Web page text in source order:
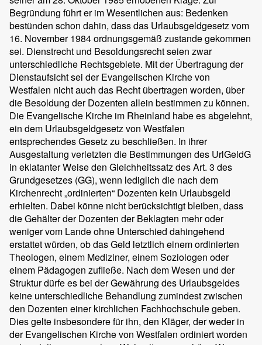
Begründung führt er im Wesentlichen aus: Bedenken
bestünden schon dahin, dass das Urlaubsgeldgesetz vom
16. November 1984 ordnungsgemäß zustande gekommen
sei. Dienstrecht und Besoldungsrecht seien zwar
unterschiedliche Rechtsgebiete. Mit der Übertragung der
Dienstaufsicht sei der Evangelischen Kirche von
Westfalen nicht auch das Recht übertragen worden, über
die Besoldung der Dozenten allein bestimmen zu können.
Die Evangelische Kirche im Rheinland habe es abgelehnt,
ein dem Urlaubsgeldgesetz von Westfalen
entsprechendes Gesetz zu beschließen. In ihrer
Ausgestaltung verletzten die Bestimmungen des UrlGeldG
in eklatanter Weise den Gleichheitssatz des Art. 3 des
Grundgesetzes (GG), wenn lediglich die nach dem
Kirchenrecht „ordinierten“ Dozenten kein Urlaubsgeld
erhielten. Dabei könne nicht berücksichtigt bleiben, dass
die Gehälter der Dozenten der Beklagten mehr oder
weniger vom Lande ohne Unterschied dahingehend
erstattet würden, ob das Geld letztlich einem ordinierten
Theologen, einem Mediziner, einem Soziologen oder
einem Pädagogen zufließe. Nach dem Wesen und der
Struktur dürfe es bei der Gewährung des Urlaubsgeldes
keine unterschiedliche Behandlung zumindest zwischen
den Dozenten einer kirchlichen Fachhochschule geben.
Dies gelte insbesondere für ihn, den Kläger, der weder in
der Evangelischen Kirche von Westfalen ordiniert worden